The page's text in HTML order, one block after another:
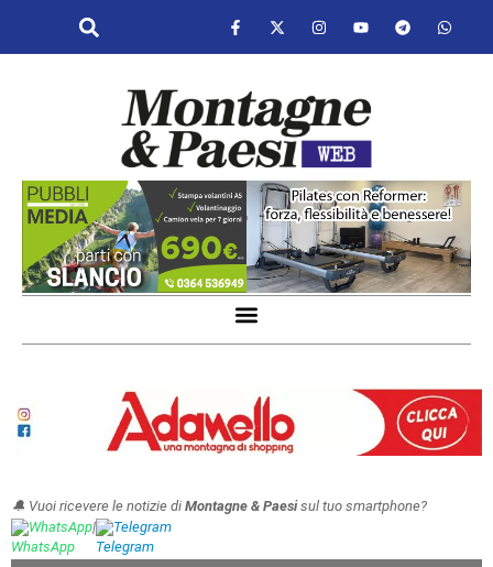
🔔 Vuoi ricevere le notizie di Montagne & Paesisul tuo smartphone?
WhatsApp| Telegram